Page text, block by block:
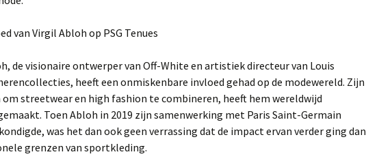
van Virgil Abloh op PSG Tenues
de visionaire ontwerper van Off-White en artistiek directeur van Louis
heeft een onmiskenbare invloed gehad op de modewereld. Zijn
streetwear en high fashion te combineren, heeft hem wereldwijd
Toen Abloh in 2019 zijn samenwerking met Paris Saint-Germain
was het dan ook geen verrassing dat de impact ervan verder ging dan
grenzen van sportkleding.